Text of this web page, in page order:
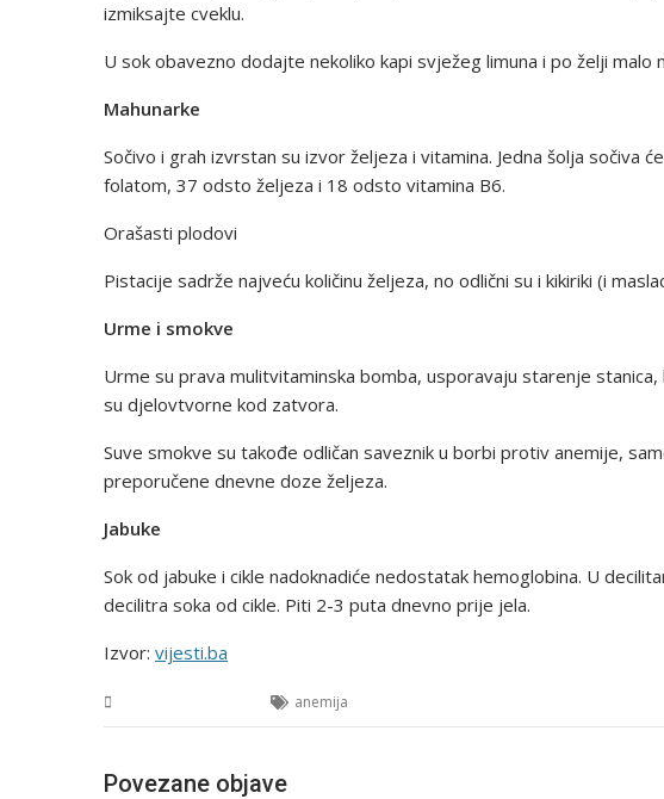
izmiksajte cveklu.
U sok obavezno dodajte nekoliko kapi svježeg limuna i po želji
Mahunarke
Sočivo i grah izvrstan su izvor željeza i vitamina. Jedna šolja sočiva
folatom, 37 odsto željeza i 18 odsto vitamina B6.
Orašasti plodovi
Pistacije sadrže najveću količinu željeza, no odlični su i kikiriki (i
Urme i smokve
Urme su prava mulitvitaminska bomba, usporavaju starenje
su djelovtvorne kod zatvora.
Suve smokve su takođe odličan saveznik u borbi protiv anemije,
preporučene dnevne doze željeza.
Jabuke
Sok od jabuke i cikle nadoknadiće nedostatak hemoglobina. U
decilitra soka od cikle. Piti 2-3 puta dnevno prije jela.
Izvor: vijesti.ba
anemija
Povezane objave